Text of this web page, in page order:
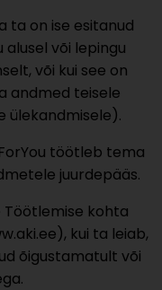
ta on ise esitanud
alusel või lepingu
või kui see on
andmed teisele
ülekandmisele).
töötleb tema
juurdepääs.
Töötlemise kohta
kui ta leiab,
õigustamatult või